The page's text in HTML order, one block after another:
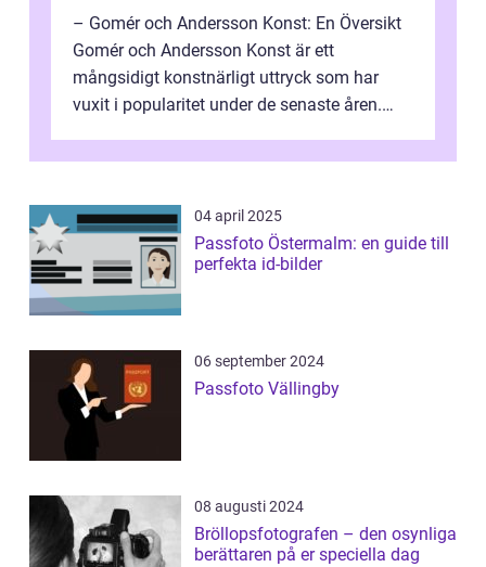
– Gomér och Andersson Konst: En Översikt
Gomér och Andersson Konst är ett
mångsidigt konstnärligt uttryck som har
vuxit i popularitet under de senaste åren.
04 april 2025
Passfoto Östermalm: en guide till
perfekta id-bilder
06 september 2024
Passfoto Vällingby
08 augusti 2024
Bröllopsfotografen – den osynliga
berättaren på er speciella dag